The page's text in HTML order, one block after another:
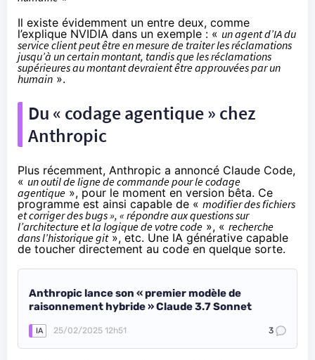
Il existe évidemment un entre deux, comme
l’explique NVIDIA dans un exemple : « un agent d’IA du
service client peut être en mesure de traiter les réclamations
jusqu’à un certain montant, tandis que les réclamations
supérieures au montant devraient être approuvées par un
humain ».
Du « codage agentique » chez
Anthropic
Plus récemment, Anthropic a annoncé Claude Code,
« un outil de ligne de commande pour le codage
agentique », pour le moment en version bêta. Ce
programme est ainsi capable de « modifier des fichiers
et corriger des bugs », « répondre aux questions sur
l’architecture et la logique de votre code », « recherche
dans l’historique git», etc. Une IA générative capable
de toucher directement au code en quelque sorte.
Anthropic lance son « premier modèle de
raisonnement hybride » Claude 3.7 Sonnet
IA 25/02/2025 12h51 3